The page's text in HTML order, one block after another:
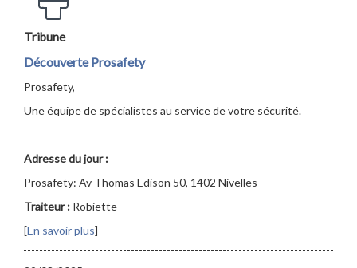
Tribune
Découverte Prosafety
Prosafety,
Une équipe de spécialistes au service de votre sécurité.
Adresse du jour :
Prosafety: Av Thomas Edison 50, 1402 Nivelles
Traiteur : Robiette
[En savoir plus]